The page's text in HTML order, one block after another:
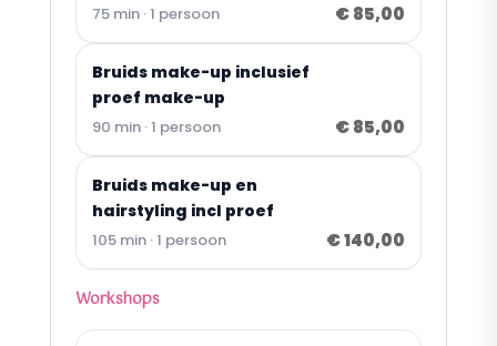
75 min · 1 persoon € 85,00
Bruids make-up inclusief
proef make-up
90 min · 1 persoon € 85,00
Bruids make-up en
hairstyling incl proef
105 min · 1 persoon € 140,00
Workshops